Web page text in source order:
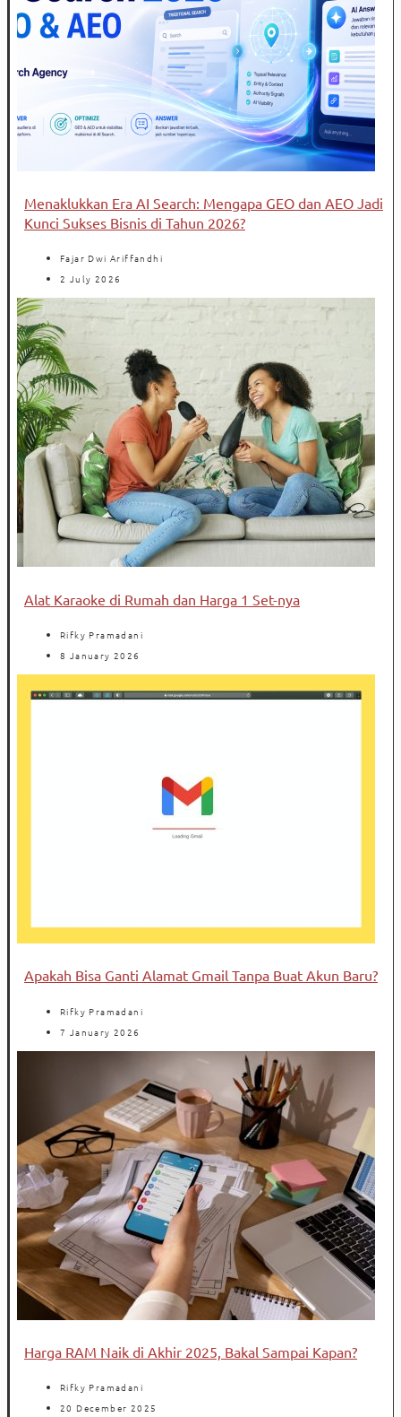
Menaklukkan Era AI Search: Mengapa GEO dan AEO Jadi
Kunci Sukses Bisnis di Tahun 2026?
Fajar Dwi Ariffandhi
2 July 2026
Alat Karaoke di Rumah dan Harga 1 Set-nya
Rifky Pramadani
8 January 2026
Apakah Bisa Ganti Alamat Gmail Tanpa Buat Akun Baru?
Rifky Pramadani
7 January 2026
Harga RAM Naik di Akhir 2025, Bakal Sampai Kapan?
Rifky Pramadani
20 December 2025